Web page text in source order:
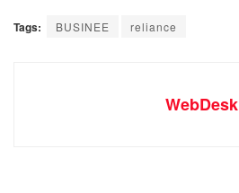
Tags: BUSINEE reliance
WebDesk